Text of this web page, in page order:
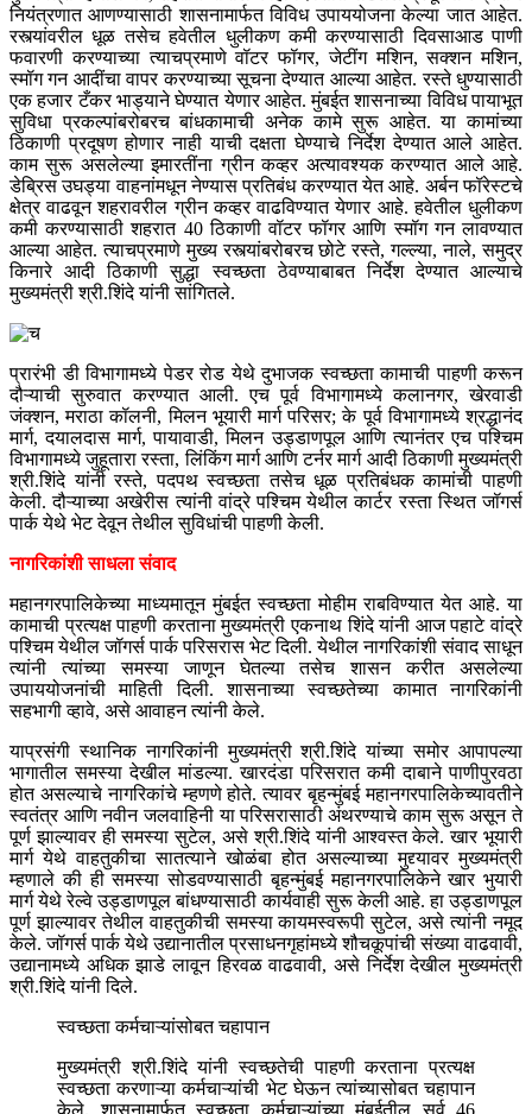
नियंत्रणात आणण्यासाठी शासनामार्फत विविध उपाययोजना केल्या जात आहेत.
रस्त्यांवरील धूळ तसेच हवेतील धुलीकण कमी करण्यासाठी दिवसाआड पाणी
फवारणी करण्याच्या त्याचप्रमाणे वॉटर फॉगर, जेटींग मशिन, सक्शन मशिन,
स्मॉग गन आदींचा वापर करण्याच्या सूचना देण्यात आल्या आहेत. रस्ते धुण्यासाठी
एक हजार टँकर भाड्याने घेण्यात येणार आहेत. मुंबईत शासनाच्या विविध पायाभूत
सुविधा प्रकल्पांबरोबरच बांधकामाची अनेक कामे सुरू आहेत. या कामांच्या
ठिकाणी प्रदूषण होणार नाही याची दक्षता घेण्याचे निर्देश देण्यात आले आहेत.
काम सुरू असलेल्या इमारतींना ग्रीन कव्हर अत्यावश्यक करण्यात आले आहे.
डेब्रिस उघड्या वाहनांमधून नेण्यास प्रतिबंध करण्यात येत आहे. अर्बन फॉरेस्टचे
क्षेत्र वाढवून शहरावरील ग्रीन कव्हर वाढविण्यात येणार आहे. हवेतील धुलीकण
कमी करण्यासाठी शहरात 40 ठिकाणी वॉटर फॉगर आणि स्मॉग गन लावण्यात
आल्या आहेत. त्याचप्रमाणे मुख्य रस्त्यांबरोबरच छोटे रस्ते, गल्ल्या, नाले, समुद्र
किनारे आदी ठिकाणी सुद्धा स्वच्छता ठेवण्याबाबत निर्देश देण्यात आल्याचे
मुख्यमंत्री श्री.शिंदे यांनी सांगितले.
प्रारंभी डी विभागामध्ये पेडर रोड येथे दुभाजक स्वच्छता कामाची पाहणी करून
दौऱ्याची सुरुवात करण्यात आली. एच पूर्व विभागामध्ये कलानगर, खेरवाडी
जंक्शन, मराठा कॉलनी, मिलन भूयारी मार्ग परिसर; के पूर्व विभागामध्ये श्रद्धानंद
मार्ग, दयालदास मार्ग, पायावाडी, मिलन उड्डाणपूल आणि त्यानंतर एच पश्चिम
विभागामध्ये जुहूतारा रस्ता, लिंकिंग मार्ग आणि टर्नर मार्ग आदी ठिकाणी मुख्यमंत्री
श्री.शिंदे यांनी रस्ते, पदपथ स्वच्छता तसेच धूळ प्रतिबंधक कामांची पाहणी
केली. दौऱ्याच्या अखेरीस त्यांनी वांद्रे पश्चिम येथील कार्टर रस्ता स्थित जॉगर्स
पार्क येथे भेट देवून तेथील सुविधांची पाहणी केली.
नागरिकांशी साधला संवाद
महानगरपालिकेच्या माध्यमातून मुंबईत स्वच्छता मोहीम राबविण्यात येत आहे. या
कामाची प्रत्यक्ष पाहणी करताना मुख्यमंत्री एकनाथ शिंदे यांनी आज पहाटे वांद्रे
पश्चिम येथील जॉगर्स पार्क परिसरास भेट दिली. येथील नागरिकांशी संवाद साधून
त्यांनी त्यांच्या समस्या जाणून घेतल्या तसेच शासन करीत असलेल्या
उपाययोजनांची माहिती दिली. शासनाच्या स्वच्छतेच्या कामात नागरिकांनी
सहभागी व्हावे, असे आवाहन त्यांनी केले.
याप्रसंगी स्थानिक नागरिकांनी मुख्यमंत्री श्री.शिंदे यांच्या समोर आपापल्या
भागातील समस्या देखील मांडल्या. खारदंडा परिसरात कमी दाबाने पाणीपुरवठा
होत असल्याचे नागरिकांचे म्हणणे होते. त्यावर बृहन्मुंबई महानगरपालिकेच्यावतीने
स्वतंत्र आणि नवीन जलवाहिनी या परिसरासाठी अंथरण्याचे काम सुरू असून ते
पूर्ण झाल्यावर ही समस्या सुटेल, असे श्री.शिंदे यांनी आश्वस्त केले. खार भूयारी
मार्ग येथे वाहतुकीचा सातत्याने खोळंबा होत असल्याच्या मुद्द्यावर मुख्यमंत्री
म्हणाले की ही समस्या सोडवण्यासाठी बृहन्मुंबई महानगरपालिकेने खार भुयारी
मार्ग येथे रेल्वे उड्डाणपूल बांधण्यासाठी कार्यवाही सुरू केली आहे. हा उड्डाणपूल
पूर्ण झाल्यावर तेथील वाहतुकीची समस्या कायमस्वरूपी सुटेल, असे त्यांनी नमूद
केले. जॉगर्स पार्क येथे उद्यानातील प्रसाधनगृहांमध्ये शौचकूपांची संख्या वाढवावी,
उद्यानामध्ये अधिक झाडे लावून हिरवळ वाढवावी, असे निर्देश देखील मुख्यमंत्री
श्री.शिंदे यांनी दिले.
स्वच्छता कर्मचाऱ्यांसोबत चहापान
मुख्यमंत्री श्री.शिंदे यांनी स्वच्छतेची पाहणी करताना प्रत्यक्ष
स्वच्छता करणाऱ्या कर्मचाऱ्यांची भेट घेऊन त्यांच्यासोबत चहापान